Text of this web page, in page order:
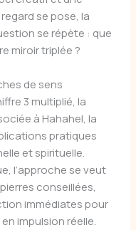
se pose, la
se répète : que
miroir triplée ?
de sens
3 multiplié, la
à Hahahel, la
pratiques
et spirituelle.
l’approche se veut
conseillées,
immédiates pour
impulsion réelle.